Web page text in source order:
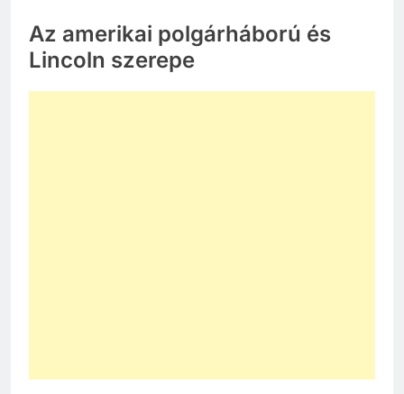
Az amerikai polgárháború és
Lincoln szerepe